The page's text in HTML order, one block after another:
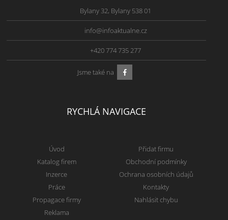
Bylany 32, Bylany 538 01
info@infoaktualne.cz
+420 774 735 277
Jsme také na
RYCHLÁ NAVIGACE
Úvod
Katalog firem
Inzerce
Práce
Propagace firmy
Reklama
Přidat firmu
Obchodní podmínky
Ochrana osobních údajů
Kontakty
Nahlásit chybu